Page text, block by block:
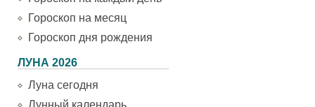
Гороскоп на месяц
Гороскоп дня рождения
ЛУНА 2026
Луна сегодня
Лунный календарь